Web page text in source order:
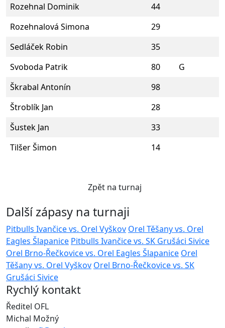
Rozehnal Dominik
44
Rozehnalová Simona
29
Sedláček Robin
35
Svoboda Patrik
80
G
Škrabal Antonín
98
Štroblík Jan
28
Šustek Jan
33
Tilšer Šimon
14
Zpět na turnaj
Další zápasy na turnaji
Pitbulls Ivančice vs. Orel Vyškov Orel Těšany vs. Orel
Eagles Šlapanice Pitbulls Ivančice vs. SK Grušáci Sivice
Orel Brno-Řečkovice vs. Orel Eagles Šlapanice Orel
Těšany vs. Orel Vyškov Orel Brno-Řečkovice vs. SK
Grušáci Sivice
Rychlý kontakt
Ředitel OFL
Michal Možný